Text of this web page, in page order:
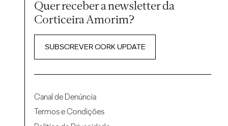
Quer receber a newsletter da
Corticeira Amorim?
SUBSCREVER CORK UPDATE
Canal de Denúncia
Termos e Condições